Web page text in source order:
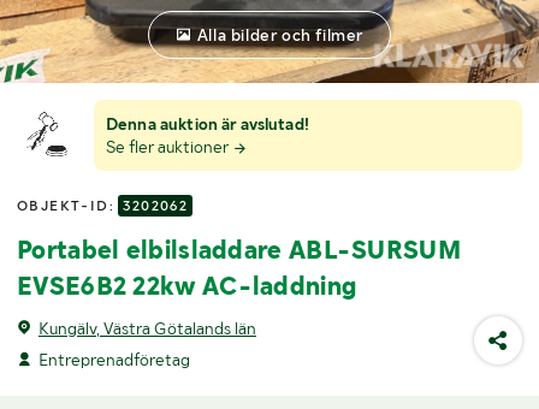
Denna auktion är avslutad!
Se fler auktioner
OBJEKT-ID: 3202062
Portabel elbilsladdare ABL-SURSUM
EVSE6B2 22kw AC-laddning
Kungälv, Västra Götalands län
Entreprenadföretag
Alla bilder och filmer